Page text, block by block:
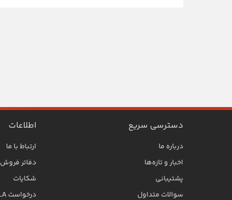
دسترسی سریع
درباره ما
اخبار و تازه‌ها
پشتیبانی
سوالات متداول
اطلاعات
ارتباط با ما
دفاتر فروش
شکایات
درخواست SLA